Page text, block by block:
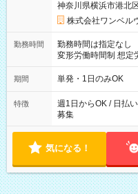
神奈川県横浜市港北
株式会社ワンベル
勤務時間
勤務時間は指定なし
変形労働時間制 想定労働時間
～21：00
期間 単発・1日のみOK
特徴
週1日からOK / 日払
募集
気になる！